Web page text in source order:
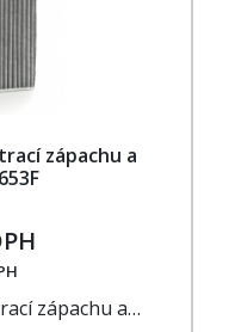
zápachu a
zápachu a…